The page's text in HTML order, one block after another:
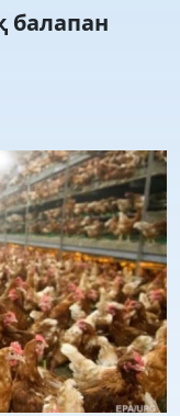
балапан